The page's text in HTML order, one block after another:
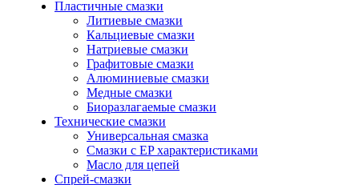
Пластичные смазки
Литиевые смазки
Кальциевые смазки
Натриевые смазки
Графитовые смазки
Алюминиевые смазки
Медные смазки
Биоразлагаемые смазки
Технические смазки
Универсальная смазка
Смазки с EP характеристиками
Масло для цепей
Спрей-смазки